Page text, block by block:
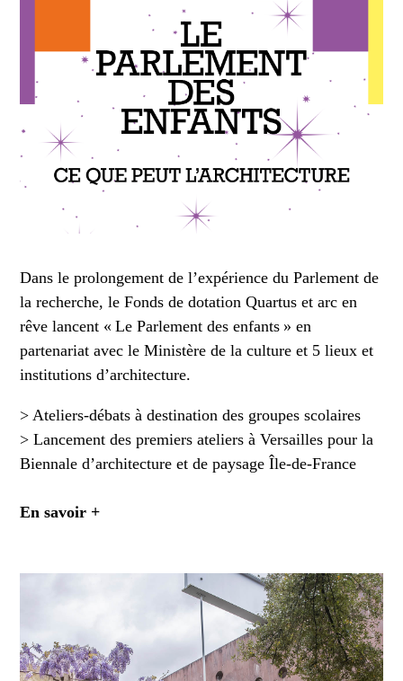
Dans le prolongement de l’expérience du Parlement de
la recherche, le Fonds de dotation Quartus et arc en
rêve lancent « Le Parlement des enfants » en
partenariat avec le Ministère de la culture et 5 lieux et
institutions d’architecture.
> Ateliers-débats à destination des groupes scolaires
> Lancement des premiers ateliers à Versailles pour la
Biennale d’architecture et de paysage Île-de-France
En savoir +